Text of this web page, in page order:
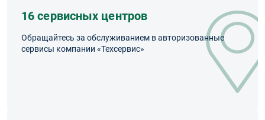
16 сервисных центров
Обращайтесь за обслуживанием в авторизованные
сервисы компании «Техсервис»